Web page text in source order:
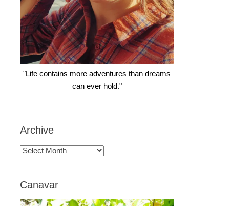
"Life contains more adventures than dreams
can ever hold."
Archive
Archive
Canavar